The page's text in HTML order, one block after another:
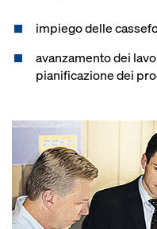
impiego delle
avanzamento dei
pianificazione dei